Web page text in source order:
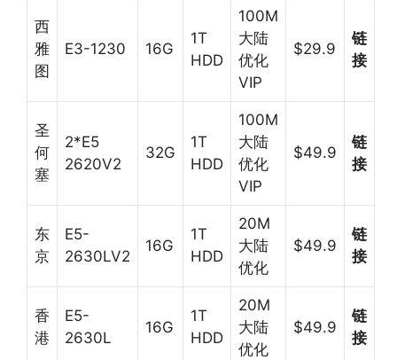
西
雅
图
E3-1230 16G
1T
HDD
100M
大陆
优化
VIP
$29.9
链
接
圣
何
塞
2*E5
2620V2
32G
1T
HDD
100M
大陆
优化
VIP
$49.9
链
接
东
京
E5-
2630LV2
16G
1T
HDD
20M
大陆
优化
$49.9
链
接
香
港
E5-
2630L
16G
1T
HDD
20M
大陆
优化
$49.9
链
接